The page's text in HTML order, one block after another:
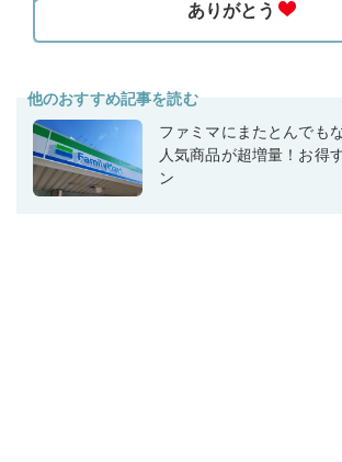
他のおすすめ記事を読む
ファミマにまたとんでも
人気商品が超増量！お得
ン